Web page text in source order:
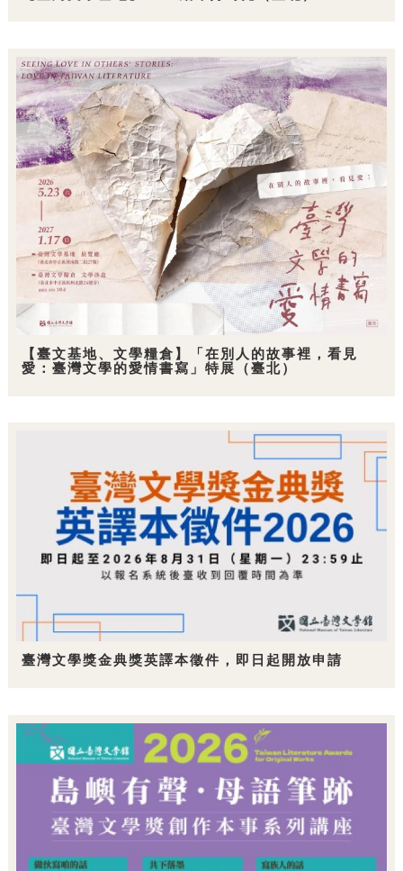
【臺文基地、文學糧倉】「在別人的故事裡，看見
愛：臺灣文學的愛情書寫」特展（臺北）
臺灣文學獎金典獎英譯本徵件，即日起開放申請